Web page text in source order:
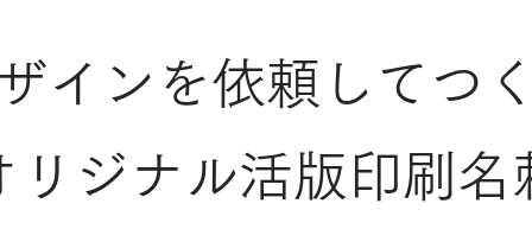
インを依頼してつ
リジナル活版印刷名